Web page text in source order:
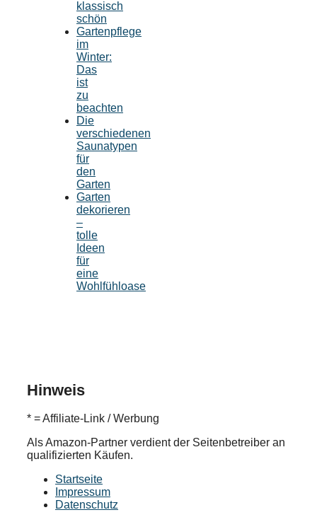
klassisch
schön
Gartenpflege
im
Winter:
Das
ist
zu
beachten
Die
verschiedenen
Saunatypen
für
den
Garten
Garten
dekorieren
–
tolle
Ideen
für
eine
Wohlfühloase
Hinweis
* = Affiliate-Link / Werbung
Als Amazon-Partner verdient der Seitenbetreiber an
qualifizierten Käufen.
Startseite
Impressum
Datenschutz